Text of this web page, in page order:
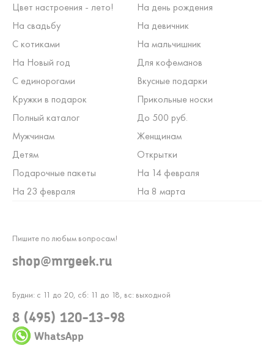
Цвет настроения - лето!
На день рождения
На свадьбу
На девичник
С котиками
На мальчишник
На Новый год
Для кофеманов
С единорогами
Вкусные подарки
Кружки в подарок
Прикольные носки
Полный каталог
До 500 руб.
Мужчинам
Женщинам
Детям
Открытки
Подарочные пакеты
На 14 февраля
На 23 февраля
На 8 марта
Будни: с 11 до 20, сб: 11 до 18, вс: выходной
8 (495) 120-13-98
WhatsApp
Пишите по любым вопросам!
shop@mrgeek.ru